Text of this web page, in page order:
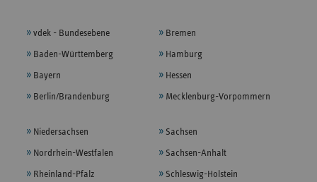
vdek - Bundesebene
Baden-Württemberg
Bayern
Berlin/Brandenburg
Bremen
Hamburg
Hessen
Mecklenburg-Vorpommern
Niedersachsen
Nordrhein-Westfalen
Rheinland-Pfalz
Sachsen
Sachsen-Anhalt
Schleswig-Holstein